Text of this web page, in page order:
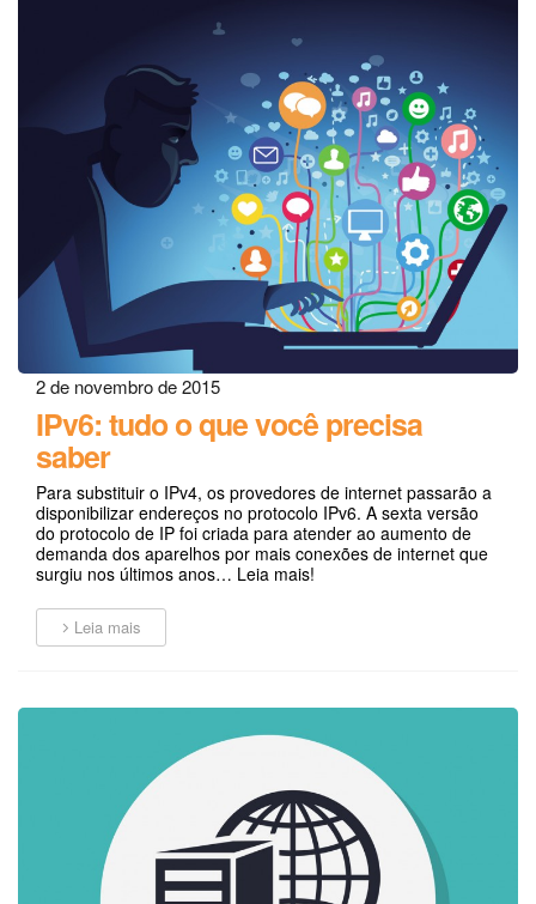
2 de novembro de 2015
IPv6: tudo o que você precisa
saber
Para substituir o IPv4, os provedores de internet passarão a
disponibilizar endereços no protocolo IPv6. A sexta versão
do protocolo de IP foi criada para atender ao aumento de
demanda dos aparelhos por mais conexões de internet que
surgiu nos últimos anos… Leia mais!
Leia mais